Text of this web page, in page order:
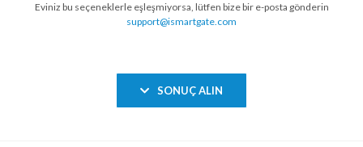
Eviniz bu seçeneklerle eşleşmiyorsa, lütfen bize bir e-posta gönderin
support@ismartgate.com
SONUÇ ALIN